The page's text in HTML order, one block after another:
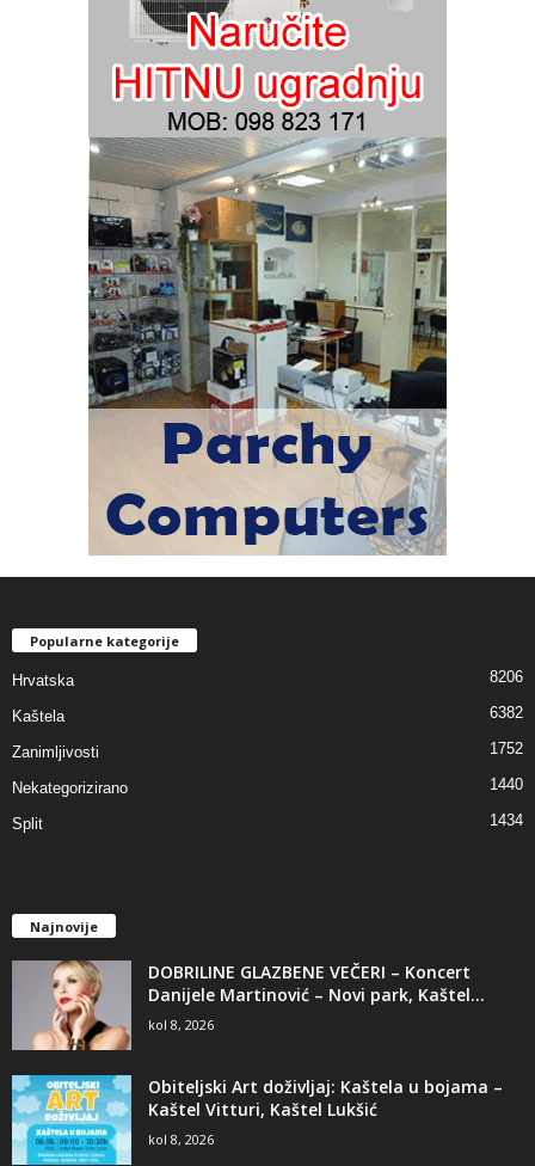
Popularne kategorije
Hrvatska 8206
Kaštela 6382
Zanimljivosti 1752
Nekategorizirano 1440
Split 1434
Najnovije
DOBRILINE GLAZBENE VEČERI – Koncert
Danijele Martinović – Novi park, Kaštel...
kol 8, 2026
Obiteljski Art doživljaj: Kaštela u bojama –
Kaštel Vitturi, Kaštel Lukšić
kol 8, 2026